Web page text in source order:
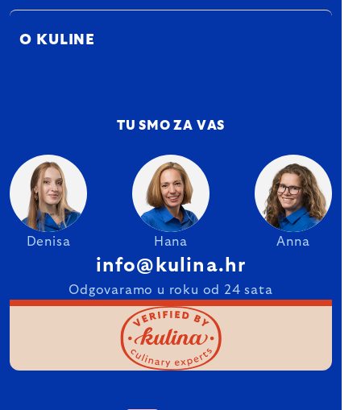
O KULINE
TU SMO ZA VAS
Denisa Hana Anna
info@kulina.hr
Odgovaramo u roku od 24 sata